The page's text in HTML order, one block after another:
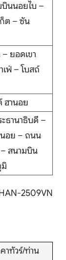
Search
นนอยไบ –
ก็ต – ซัน
– ยอดเขา
เฟ่ – โบสถ์
ฮานอย
ธานาธิบดี –
นอย – ถนน
สนามบิน
2509VN
คาทัวร์/ท่าน